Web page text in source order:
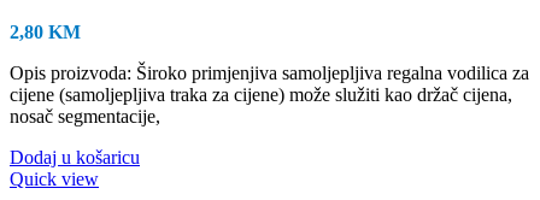
2,80 KM
Opis proizvoda: Široko primjenjiva samoljepljiva regalna vodilica za
cijene (samoljepljiva traka za cijene) može služiti kao držač cijena,
nosač segmentacije,
Dodaj u košaricu
Quick view